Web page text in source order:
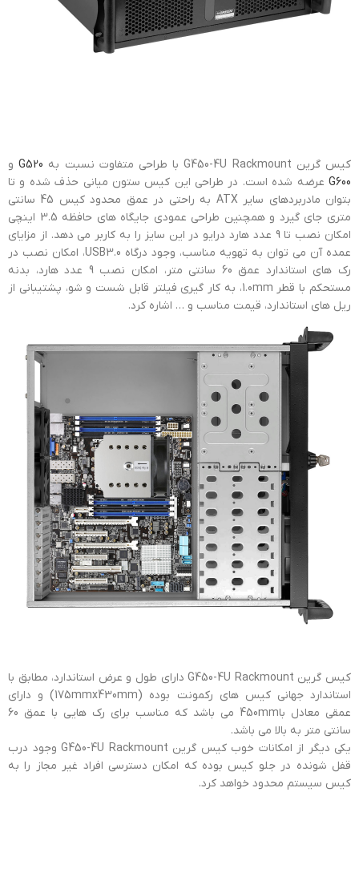
کیس گرین G450-4U Rackmount با طراحی متفاوت نسبت به G520و
G600 عرضه شده است. در طراحی این کیس ستون میانی حذف شده و تا
بتوان مادربردهای سایر ATX به راحتی در عمق محدود کیس 45 سانتی
متری جای گیرد و همچنین طراحی عمودی جایگاه های حافظه 3.5 اینچی
امکان نصب تا 9 عدد هارد درایو در این سایز را به کاربر می دهد. از مزایای
عمده آن می توان به تهویه مناسب، وجود درگاه USB3.0، امکان نصب در
رک های استاندارد عمق 60 سانتی متر، امکان نصب 9 عدد هارد، بدنه
مستحکم با قطر 1.0mm، به کار گیری فیلتر قابل شست و شو، پشتیبانی از
ریل های استاندارد، قیمت مناسب و … اشاره کرد.
کیس گرین G450-4U Rackmount دارای طول و عرض استاندارد، مطابق با
استاندارد جهانی کیس های رکمونت بوده (175mmx430mm) و دارای
عمقی معادل با450mm می باشد که مناسب برای رک هایی با عمق 60
سانتی متر به بالا می باشد.
یکی دیگر از امکانات خوب کیس گرین G450-4U Rackmount وجود درب
قفل شونده در جلو کیس بوده که امکان دسترسی افراد غیر مجاز را به
کیس سیستم محدود خواهد کرد.